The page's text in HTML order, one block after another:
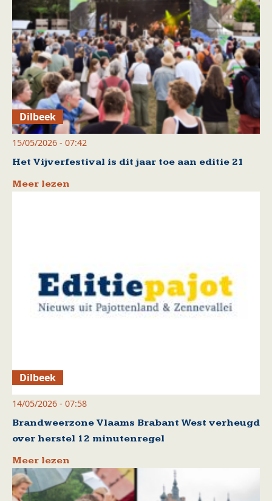
Dilbeek
15/05/2026 - 07:42
Het Vijverfestival is dit jaar toe aan editie 21
Meer lezen
Dilbeek
14/05/2026 - 07:58
Brandweerzone Vlaams Brabant West verheugd
over herstel 12 minutenregel
Meer lezen